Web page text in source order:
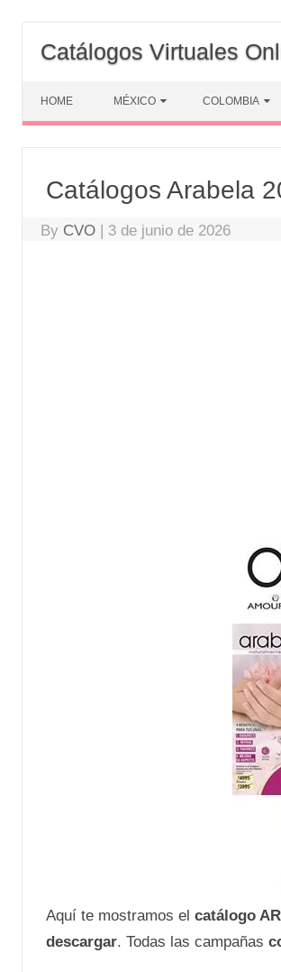
content
Catálogos Virtuales
HOME MÉXICO COLOMBIA
Catálogos Arabela
By CVO | 3 de junio de 2026
Aquí te mostramos el catálogo
descargar. Todas las campañas